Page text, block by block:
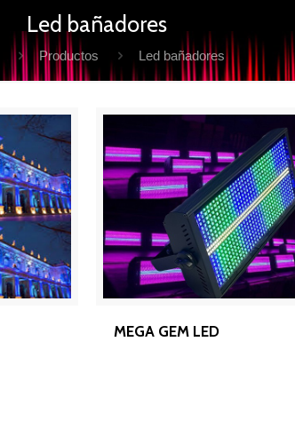
Led bañadores
Productos Led bañadores
MEGA GEM LED
MEGA GEM LED